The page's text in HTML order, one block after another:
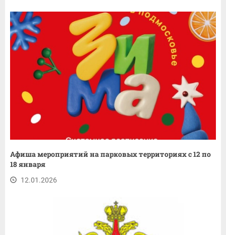
Афиша мероприятий на парковых территориях с 12 по
18 января
12.01.2026